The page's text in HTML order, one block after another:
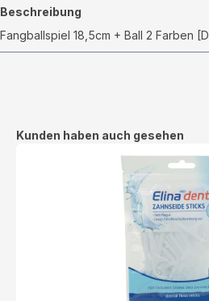
Beschreibung
Fangballspiel 18,5cm + Ball 2 Farben [D]
Produktgalerie überspringen
Kunden haben auch gesehen